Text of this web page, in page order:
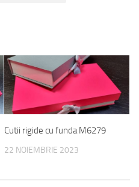
Cutii rigide cu funda M6279
22 NOIEMBRIE 2023